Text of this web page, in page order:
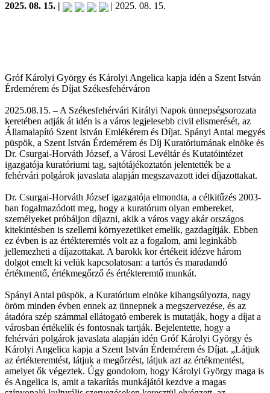
2025. 08. 15. | | 2025. 08. 15.
Gróf Károlyi György és Károlyi Angelica kapja idén a Szent István
Érdemérem és Díjat Székesfehérváron
2025.08.15. – A Székesfehérvári Királyi Napok ünnepségsorozata
keretében adják át idén is a város legjelesebb civil elismerését, az
Államalapító Szent István Emlékérem és Díjat. Spányi Antal megyés
püspök, a Szent István Érdemérem és Díj Kuratóriumának elnöke és
Dr. Csurgai-Horváth József, a Városi Levéltár és Kutatóintézet
igazgatója kuratóriumi tag, sajtótájékoztatón jelentették be a
fehérvári polgárok javaslata alapján megszavazott idei díjazottakat.
Dr. Csurgai-Horváth József igazgatója elmondta, a célkitűzés 2003-
ban fogalmazódott meg, hogy a kuratórum olyan embereket,
személyeket próbáljon díjazni, akik a város vagy akár országos
kitekintésben is szellemi környezetüket emelik, gazdagítják. Ebben
ez évben is az értékteremtés volt az a fogalom, ami leginkább
jellemezheti a díjazottakat. A barokk kor értékeit idézve három
dolgot emelt ki velük kapcsolatosan: a tartós és maradandó
értékmentő, értékmegőrző és értékteremtő munkát.
Spányi Antal püspök, a Kuratórium elnöke kihangsúlyozta, nagy
öröm minden évben ennek az ünnepnek a megszervezése, és az
átadóra szép számmal ellátogató emberek is mutatják, hogy a díjat a
városban értékelik és fontosnak tartják. Bejelentette, hogy a
fehérvári polgárok javaslata alapján idén Gróf Károlyi György és
Károlyi Angelica kapja a Szent István Érdemérem és Díjat. „Látjuk
az értékteremtést, látjuk a megőrzést, látjuk azt az értékmentést,
amelyet ők végeztek. Úgy gondolom, hogy Károlyi György maga is
és Angelica is, amit a takarítás munkájától kezdve a magas